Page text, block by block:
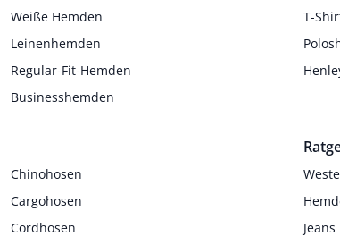
Weiße Hemden
Leinenhemden
Regular-Fit-Hemden
Businesshemden
T-
Chinohosen
Cargohosen
Cordhosen
Jeans